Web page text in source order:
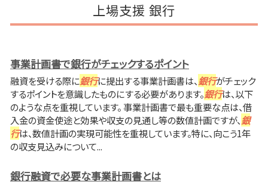
上場支援 銀行
事業計画書で銀行がチェックするポイント
融資を受ける際に銀行に提出する事業計画書は、銀行がチェック
するポイントを意識したものにする必要があります。銀行は、以下
のような点を重視しています。 事業計画書で最も重要な点は、借
入金の資金使途と効果や収支の見通し等の数値計画ですが、銀
行は、数値計画の実現可能性を重視しています。特に、向こう1年
の収支見込みについて...
銀行融資で必要な事業計画書とは